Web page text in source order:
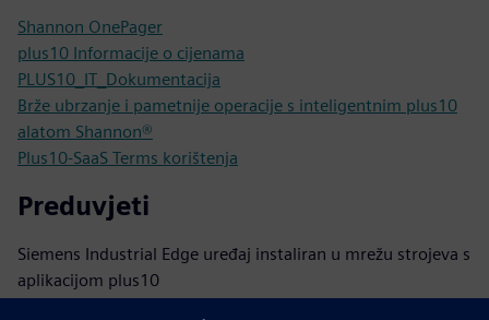
Shannon OnePager
plus10 Informacije o cijenama
PLUS10_IT_Dokumentacija
Brže ubrzanje i pametnije operacije s inteligentnim plus10
alatom Shannon®
Plus10-SaaS Terms korištenja
Preduvjeti
Siemens Industrial Edge uređaj instaliran u mrežu strojeva s
aplikacijom plus10